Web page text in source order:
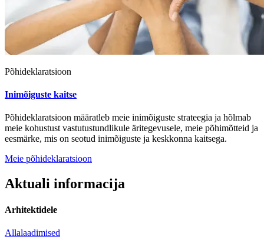
Põhideklaratsioon
Inimõiguste kaitse
Põhideklaratsioon määratleb meie inimõiguste strateegia ja hõlmab
meie kohustust vastutustundlikule äritegevusele, meie põhimõtteid ja
eesmärke, mis on seotud inimõiguste ja keskkonna kaitsega.
Meie põhideklaratsioon
Aktuali informacija
Arhitektidele
Allalaadimised